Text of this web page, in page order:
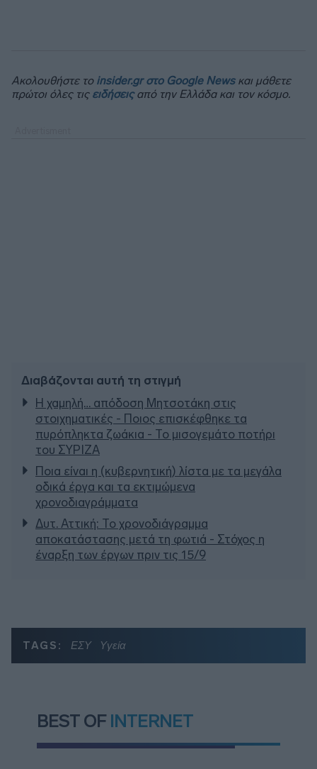
Ακολουθήστε το insider.gr στο Google Newsκαι μάθετε
πρώτοι όλες τις ειδήσειςαπό την Ελλάδα και τον κόσμο.
Διαβάζονται αυτή τη στιγμή
Η χαμηλή… απόδοση Μητσοτάκη στις
στοιχηματικές - Ποιος επισκέφθηκε τα
πυρόπληκτα ζωάκια - Το μισογεμάτο ποτήρι
του ΣΥΡΙΖΑ
Ποια είναι η (κυβερνητική) λίστα με τα μεγάλα
οδικά έργα και τα εκτιμώμενα
χρονοδιαγράμματα
Δυτ. Αττική: Το χρονοδιάγραμμα
αποκατάστασης μετά τη φωτιά - Στόχος η
έναρξη των έργων πριν τις 15/9
TAGS: ΕΣΥ Υγεία
BEST OF INTERNET